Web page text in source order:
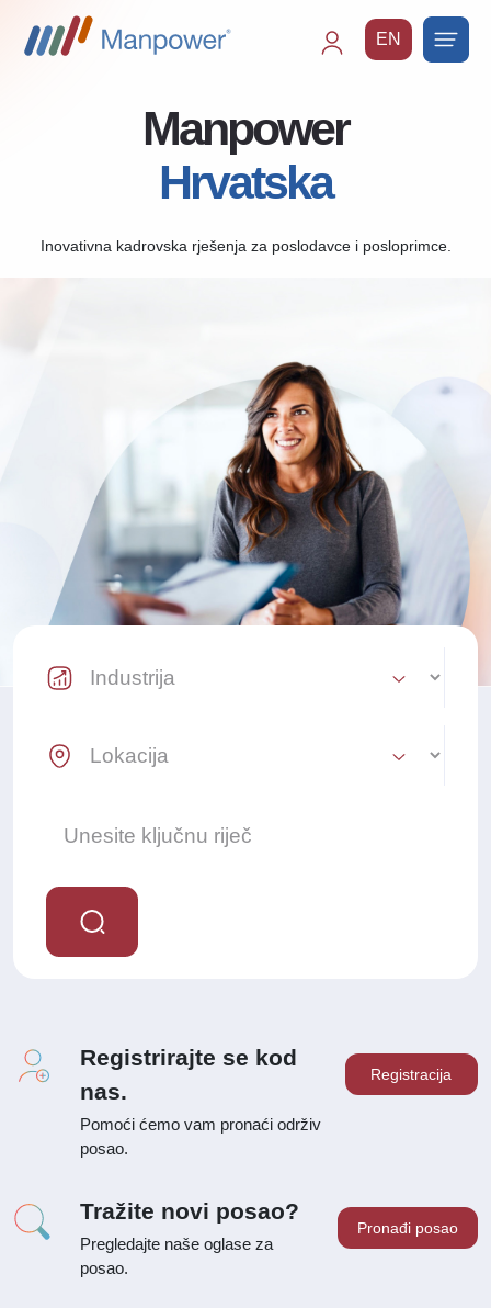
EN
Manpower
Hrvatska
Inovativna kadrovska rješenja za poslodavce i posloprimce.
Industry Select
Location Select
Registrirajte se kod
nas.
Pomoći ćemo vam pronaći održiv
posao.
Registracija
Tražite novi posao?
Pregledajte naše oglase za
posao.
Pronađi posao